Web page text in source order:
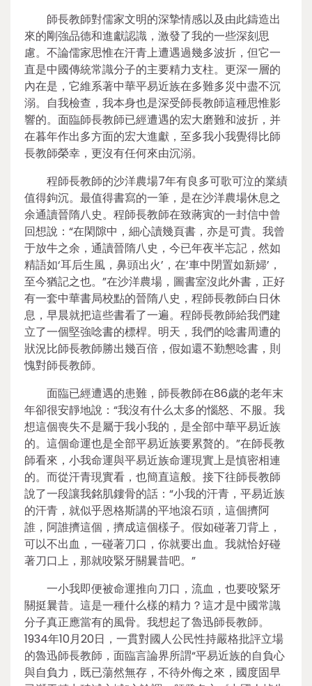
師長教師對儒家文明的深摯情感以及由此鑄造出
來的剛強品德和進獻認識，激發了我的一些深刻思
慮。不論儒家思惟在汗青上遭遇過幾多波折，但它一
直是中國傳統常識分子的主要精力支柱。更深一層的
內在是，它維系著中華平易近族在多難多災中盡不沉
溺。自我檢查，我本身也是深受師長教師這種思惟影
響的。面臨師長教師已經遭遇的宏大磨難和波折，并
在暮年作出多方面的宏大進獻，至多我小我覺得比師
長教師榮幸，更沒有任何來由沉溺。
程師長教師的沙洋農場7年有良多可歌可泣的業績
值得鉤沉。最值得書寫的一筆，是在沙洋農場休息之
余通讀晉隋八史。程師長教師在致蔣寅的一封信中曾
回想說：“在閑隙中，細心讀幾頁書，亦是可貴。我曾
于放牛之余，通讀晉隋八史，今已年夜半忘記，然如
精語如‘耳后生風，鼻頭出火’，在‘車中閉置如新婦’，
至今猶記之也。”在沙洋農場，圖書室沒此外書，正好
有一套中華書局校點的晉隋八史，程師長教師白日休
息，早晨就把這些書看了一遍。程師長教師給我們建
立了一個堅強唸書的標桿。明天，我們的唸書周遭的
狀況比師長教師勝出幾百倍，假如還不勤懇唸書，則
愧對師長教師。
面臨已經遭遇的患難，師長教師在86歲的老年末
年卻很安靜地說：“我沒有什么太多的惱怒、不服。我
想這個喪失不是屬于我小我的，是全部中華平易近族
的。這個命運也是全部平易近族要累贅的。”在師長教
師看來，小我命運與平易近族命運現實上是慎密相連
的。而從汗青現實看，也簡直這般。接下往師長教師
說了一段讓我銘肌鏤骨的話：“小我的汗青，平易近族
的汗青，就似乎恩格斯講的平地滾石頭，這個擠阿
誰，阿誰擠這個，擠成這個樣子。假如碰著刀背上，
可以不出血，一碰著刀口，你就要出血。我就恰好碰
著刀口上，那就咬緊牙關曩昔吧。”
一小我即便被命運推向刀口，流血，也要咬緊牙
關挺曩昔。這是一種什么樣的精力？這才是中國常識
分子真正應當有的風骨。我想起了魯迅師長教師。
1934年10月20日，一貫對國人公民性持嚴格批評立場
的魯迅師長教師，面臨言論界所謂“平易近族的自負心
與自負力，既已蕩然無存，不待外侮之來，國度固早